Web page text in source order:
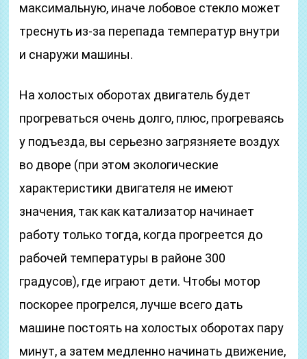
максимальную, иначе лобовое стекло может
треснуть из-за перепада температур внутри
и снаружи машины.
На холостых оборотах двигатель будет
прогреваться очень долго, плюс, прогреваясь
у подъезда, вы серьезно загрязняете воздух
во дворе (при этом экологические
характеристики двигателя не имеют
значения, так как катализатор начинает
работу только тогда, когда прогреется до
рабочей температуры в районе 300
градусов), где играют дети. Чтобы мотор
поскорее прогрелся, лучше всего дать
машине постоять на холостых оборотах пару
минут, а затем медленно начинать движение,